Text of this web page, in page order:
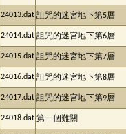
24013.dat 詛咒的迷宮地下第5層
24014.dat 詛咒的迷宮地下第6層
24015.dat 詛咒的迷宮地下第7層
24016.dat 詛咒的迷宮地下第8層
24017.dat 詛咒的迷宮地下第9層
24018.dat 第一個難關